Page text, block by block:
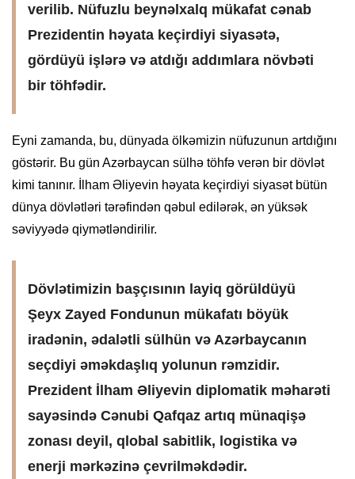
verilib. Nüfuzlu beynəlxalq mükafat cənab
Prezidentin həyata keçirdiyi siyasətə,
gördüyü işlərə və atdığı addımlara növbəti
bir töhfədir.
Eyni zamanda, bu, dünyada ölkəmizin nüfuzunun artdığını
göstərir. Bu gün Azərbaycan sülhə töhfə verən bir dövlət
kimi tanınır. İlham Əliyevin həyata keçirdiyi siyasət bütün
dünya dövlətləri tərəfindən qəbul edilərək, ən yüksək
səviyyədə qiymətləndirilir.
Dövlətimizin başçısının layiq görüldüyü
Şeyx Zayed Fondunun mükafatı böyük
iradənin, ədalətli sülhün və Azərbaycanın
seçdiyi əməkdaşlıq yolunun rəmzidir.
Prezident İlham Əliyevin diplomatik məharəti
sayəsində Cənubi Qafqaz artıq münaqişə
zonası deyil, qlobal sabitlik, logistika və
enerji mərkəzinə çevrilməkdədir.